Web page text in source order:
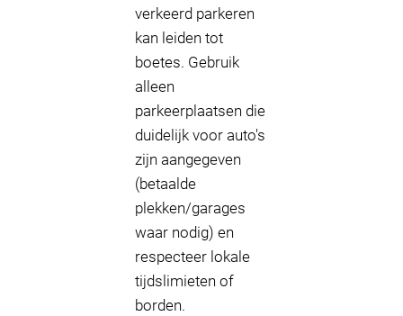
verkeerd parkeren
kan leiden tot
boetes. Gebruik
alleen
parkeerplaatsen die
duidelijk voor auto's
zijn aangegeven
(betaalde
plekken/garages
waar nodig) en
respecteer lokale
tijdslimieten of
borden.